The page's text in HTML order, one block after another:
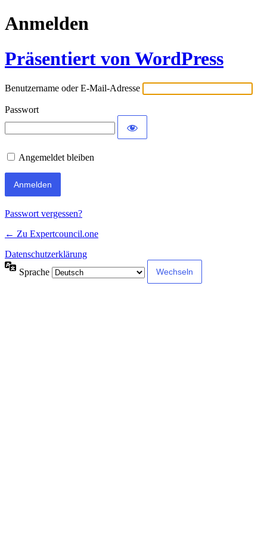
Anmelden
Präsentiert von WordPress
Benutzername oder E-Mail-Adresse
Passwort
Angemeldet bleiben
Passwort vergessen?
← Zu Expertcouncil.one
Datenschutzerklärung
Sprache